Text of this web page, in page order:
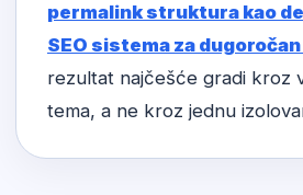
permalink struktura kao
SEO sistema za
rezultat najčešće gradi kroz
tema, a ne kroz jednu